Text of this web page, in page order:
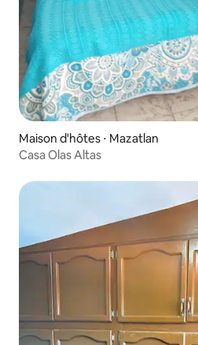
Maison d'hôtes ⋅ Mazatlan
Casa Olas Altas